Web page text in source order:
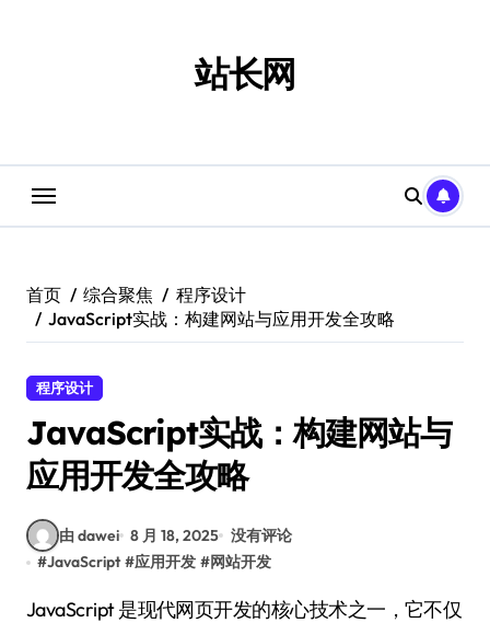
站长网
首页 综合聚焦
程序设计
JavaScript实战：构建网站与应用开发全攻略
程序设计
JavaScript实战：构建网站与
应用开发全攻略
由 dawei 8 月 18, 2025 没有评论
#JavaScript #应用开发 #网站开发
JavaScript 是现代网页开发的核心技术之一，它不仅